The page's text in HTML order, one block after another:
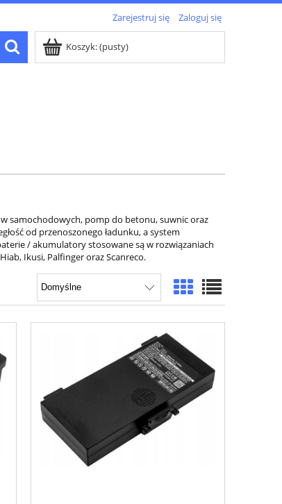
Zarejestruj się Zaloguj się
Koszyk:(pusty)
samochodowych, pomp do betonu, suwnic oraz
od przenoszonego ładunku, a system
/ akumulatory stosowane są w rozwiązaniach
Ikusi, Palfinger oraz Scanreco.